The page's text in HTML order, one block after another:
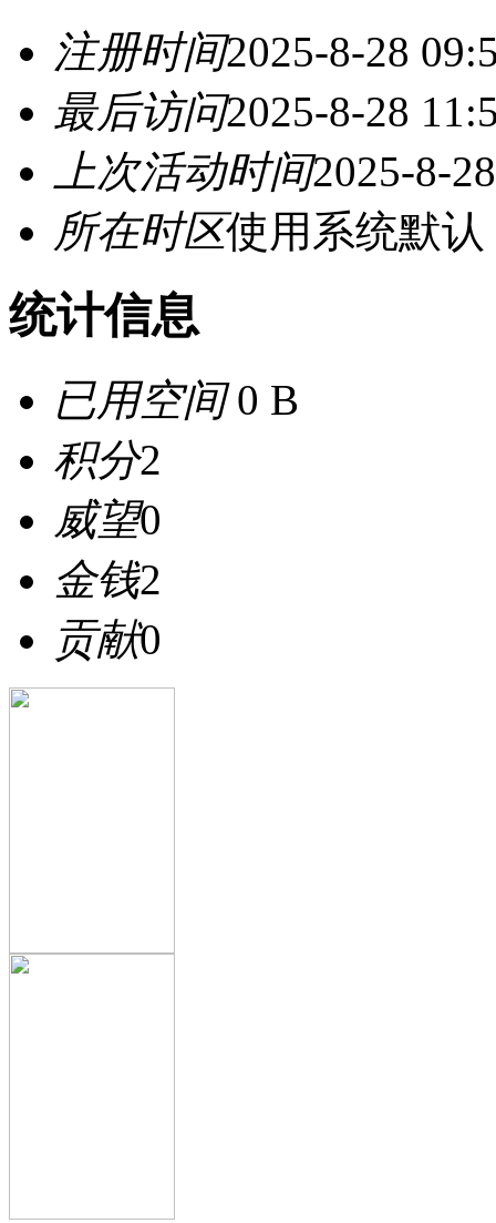
注册时间2025-8-28
最后访问2025-8-28
上次活动时间2025-8-
所在时区使用系统默认
统计信息
已用空间0 B
积分2
威望0
金钱2
贡献0